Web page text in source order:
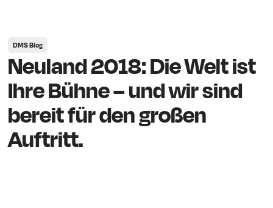
DMS Blog
Neuland 2018: Die Welt ist
Ihre Bühne – und wir sind
bereit für den großen
Auftritt.